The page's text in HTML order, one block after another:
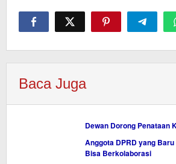
Baca Juga
Dewan Dorong Penataan
Anggota DPRD yang
Bisa Berkolaborasi